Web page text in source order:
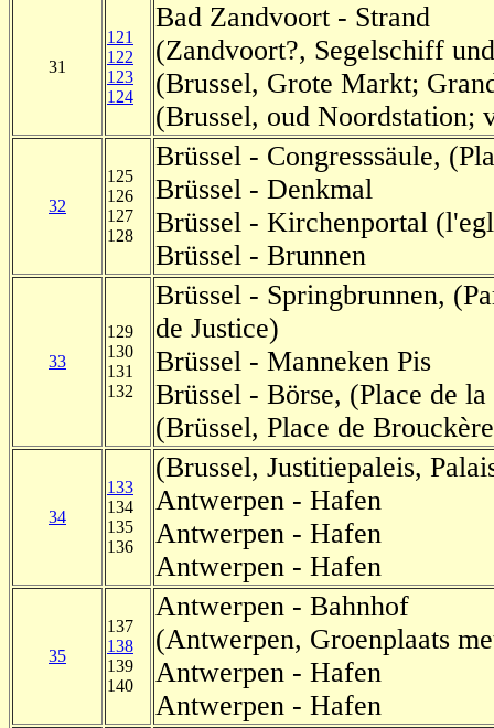
31
121
122
123
124
Bad Zandvoort - Strand
(Zandvoort?, Segelschiff
(Brussel, Grote Markt;
(Brussel, oud Noordstation;
32
125
126
127
128
Brüssel - Congresssäule,
Brüssel - Denkmal
Brüssel - Kirchenportal
Brüssel - Brunnen
33
129
130
131
132
Brüssel - Springbrunnen,
de Justice)
Brüssel - Manneken Pis
Brüssel - Börse, (Place de
(Brüssel, Place de
34
133
134
135
136
(Brussel, Justitiepaleis,
Antwerpen - Hafen
Antwerpen - Hafen
Antwerpen - Hafen
35
137
138
139
140
Antwerpen - Bahnhof
(Antwerpen, Groenplaats
Antwerpen - Hafen
Antwerpen - Hafen